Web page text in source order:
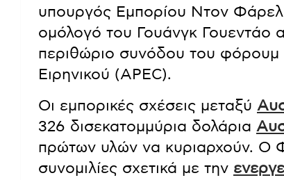
υπουργός Εμπορίου Ντον Φάρελ
ομόλογό του Γουάνγκ Γουεντάο
περιθώριο συνόδου του φόρουμ
Ειρηνικού (APEC).
Οι εμπορικές σχέσεις μεταξύ
326 δισεκατομμύρια δολάρια
πρώτων υλών να κυριαρχούν. Ο
συνομιλίες σχετικά με την